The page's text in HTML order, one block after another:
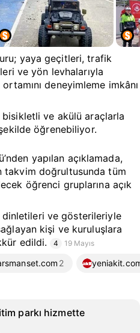
yaya geçitleri, trafik
ve yön levhalarıyla
deneyimleme imkânı
ve akülü araçlarla
öğrenebiliyor.
yapılan açıklamada,
takvim doğrultusunda tüm
öğrenci gruplarına açık
dinletileri ve gösterileriyle
kişi ve kuruluşlara
edildi.
4 19 Mayıs
2
parkı hizmette